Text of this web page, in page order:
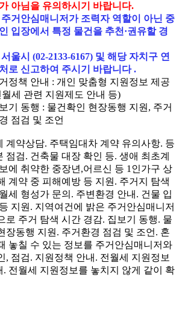
아님을 유의하시기 바랍니다.
거안심매니저가 조력자 역할이 아닌 중
입장에서 특정 물건을 추천·권유할 경
울시 (02-2133-6167) 및 해당 자치구 연
로 신고하여 주시기 바랍니다 .
정책 안내 : 개인 맞춤형 지원정보 제공
월세 관련 지원제도 안내 등)
기 동행 : 물건확인 현장동행 지원, 주거
점검 및 조언